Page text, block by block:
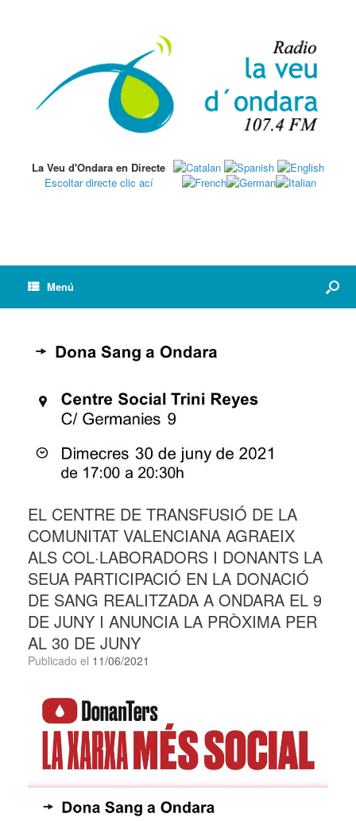
La Veu d'Ondara en Directe
Escoltar directe clic ací
Menú
EL CENTRE DE TRANSFUSIÓ DE LA
COMUNITAT VALENCIANA AGRAEIX
ALS COL·LABORADORS I DONANTS LA
SEUA PARTICIPACIÓ EN LA DONACIÓ
DE SANG REALITZADA A ONDARA EL 9
DE JUNY I ANUNCIA LA PRÒXIMA PER
AL 30 DE JUNY
Publicado el 11/06/2021